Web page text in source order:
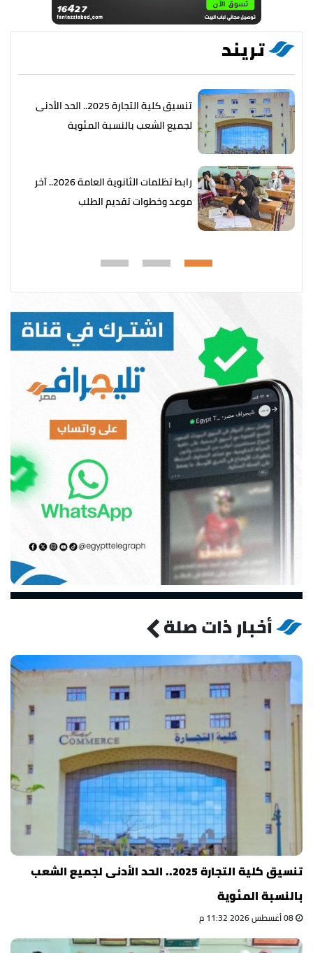
تريند
تنسيق كلية التجارة 2025.. الحد الأدنى
لجميع الشعب بالنسبة المئوية
رابط تظلمات الثانوية العامة 2026.. آخر
موعد وخطوات تقديم الطلب
أخبار ذات صلة
تنسيق كلية التجارة 2025.. الحد الأدنى لجميع الشعب
بالنسبة المئوية